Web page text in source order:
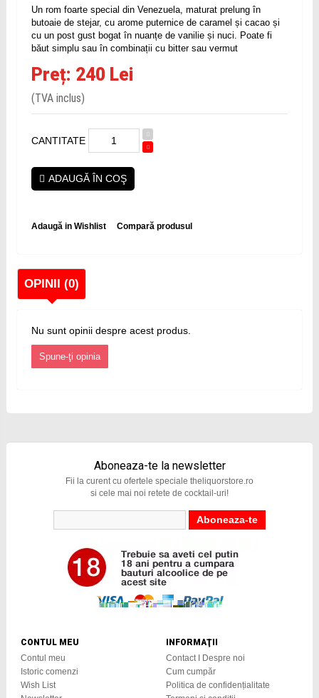
Un rom foarte special din Venezuela, maturat prelung în
butoaie de stejar, cu arome puternice de caramel și cacao și
cu un post gust bogat în nuanțe de vanilie și nuci. Poate fi
băut simplu sau în combinații cu bitter sau vermut
Preț: 240 Lei
(TVA inclus)
CANTITATE
ADAUGĂ ÎN COŞ
Adaugă in Wishlist Compară produsul
OPINII (0)
Nu sunt opinii despre acest produs.
Spune-ţi opinia
Aboneaza-te la newsletter
Fii la curent cu ofertele speciale theliquorstore.ro
si cele mai noi retete de cocktail-uri!
CONTUL MEU
Contul meu
Istoric comenzi
Wish List
INFORMAŢII
Contact I Despre noi
Cum cumpăr
Politica de confidențialitate